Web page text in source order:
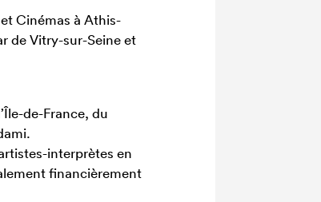
Cinémas à Athis-
de Vitry-sur-Seine et
de-France, du
interprètes en
financièrement